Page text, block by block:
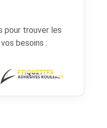
pour trouver les
besoins :